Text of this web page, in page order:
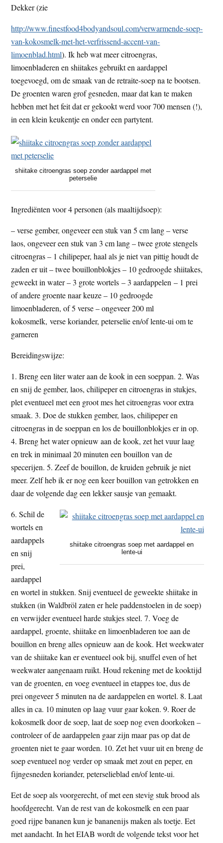
Dekker (zie
http://www.finestfood4bodyandsoul.com/verwarmende-soep-
van-kokosmelk-met-het-verfrissend-accent-van-
limoenblad.html). Ik heb wat meer citroengras,
limoenbladeren en shiitakes gebruikt en aardappel
toegevoegd, om de smaak van de retraite-soep na te bootsen.
De groenten waren grof gesneden, maar dat kan te maken
hebben met het feit dat er gekookt werd voor 700 mensen (!),
in een klein keukentje en onder een partytent.
shiitake citroengras soep zonder aardappel met
peterselie
Ingrediënten voor 4 personen (als maaltijdsoep):
– verse gember, ongeveer een stuk van 5 cm lang – verse
laos, ongeveer een stuk van 3 cm lang – twee grote stengels
citroengras – 1 chilipeper, haal als je niet van pittig houdt de
zaden er uit – twee bouillonblokjes – 10 gedroogde shiitakes,
geweekt in water – 3 grote wortels – 3 aardappelen – 1 prei
of andere groente naar keuze – 10 gedroogde
limoenbladeren, of 5 verse – ongeveer 200 ml
kokosmelk, verse koriander, peterselie en/of lente-ui om te
garneren
Bereidingswijze:
1. Breng een liter water aan de kook in een soeppan. 2. Was
en snij de gember, laos, chilipeper en citroengras in stukjes,
plet eventueel met een groot mes het citroengras voor extra
smaak. 3. Doe de stukken gember, laos, chilipeper en
citroengras in de soeppan en los de bouillonblokjes er in op.
4. Breng het water opnieuw aan de kook, zet het vuur laag
en trek in minimaal 20 minuten een bouillon van de
specerijen. 5. Zeef de bouillon, de kruiden gebruik je niet
meer. Zelf heb ik er nog een keer bouillon van getrokken en
daar de volgende dag een lekker sausje van gemaakt.
shiitake citroengras soep met aardappel en
lente-ui
6. Schil de
wortels en
aardappels
en snij
prei,
aardappel
en wortel in stukken. Snij eventueel de geweekte shiitake in
stukken (in Waldbröl zaten er hele paddenstoelen in de soep)
en verwijder eventueel harde stukjes steel. 7. Voeg de
aardappel, groente, shiitake en limoenbladeren toe aan de
bouillon en breng alles opnieuw aan de kook. Het weekwater
van de shiitake kan er eventueel ook bij, snuffel even of het
weekwater aangenaam ruikt. Houd rekening met de kooktijd
van de groenten, en voeg eventueel in etappes toe, dus de
prei ongeveer 5 minuten na de aardappelen en wortel. 8. Laat
alles in ca. 10 minuten op laag vuur gaar koken. 9. Roer de
kokosmelk door de soep, laat de soep nog even doorkoken –
controleer of de aardappelen gaar zijn maar pas op dat de
groenten niet te gaar worden. 10. Zet het vuur uit en breng de
soep eventueel nog verder op smaak met zout en peper, en
fijngesneden koriander, peterselieblad en/of lente-ui.
Eet de soep als voorgerecht, of met een stevig stuk brood als
hoofdgerecht. Van de rest van de kokosmelk en een paar
goed rijpe bananen kun je bananenijs maken als toetje. Eet
met aandacht. In het EIAB wordt de volgende tekst voor het